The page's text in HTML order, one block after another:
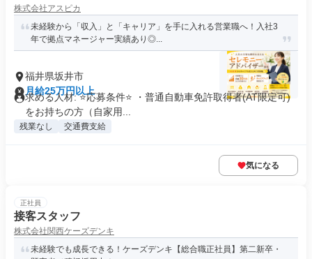
株式会社アスピカ
未経験から「収入」と「キャリア」を手に入れる営業職へ！入社3
年で拠点マネージャー実績あり◎...
福井県坂井市
月給25万円以上
求める人材: ⭐応募条件⭐ ・普通自動車免許取得者(AT限定可)
をお持ちの方（自家用...
残業なし 交通費支給
気になる
正社員
接客スタッフ
株式会社関西ケーズデンキ
未経験でも成長できる！ケーズデンキ【総合職正社員】第二新卒・